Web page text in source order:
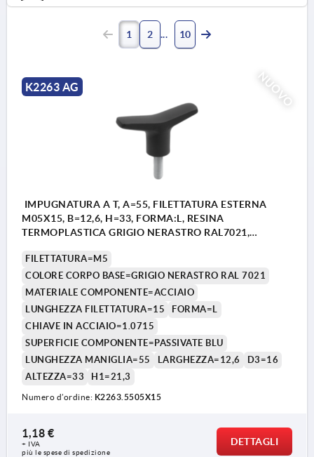
1 2 10
NUOVO
K2263 AG
IMPUGNATURA A T, A=55, FILETTATURA ESTERNA
M05X15, B=12,6, H=33, FORMA:L, RESINA
TERMOPLASTICA GRIGIO NERASTRO RAL7021,
FILETTATURA=M5
COLORE CORPO BASE=GRIGIO NERASTRO RAL 7021
MATERIALE COMPONENTE=ACCIAIO
LUNGHEZZA FILETTATURA=15
FORMA=L
CHIAVE IN ACCIAIO=1.0715
SUPERFICIE COMPONENTE=PASSIVATE BLU
LUNGHEZZA MANIGLIA=55
LARGHEZZA=12,6
D3=16
ALTEZZA=33
H1=21,3
Numero d’ordine: K2263.5505X15
1,18 €
+ IVA
più le spese di spedizione
DETTAGLI